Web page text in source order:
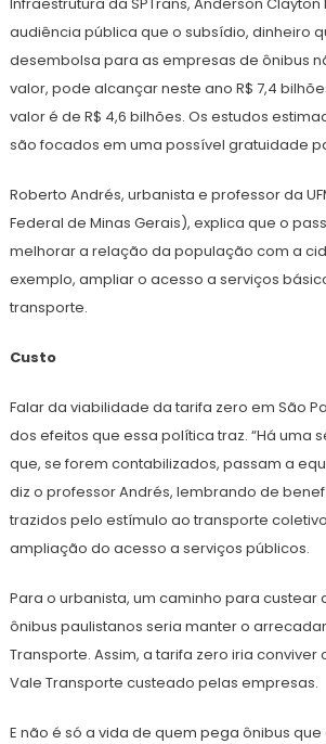
audiência pública que o subsídio, dinheiro
desembolsa para as empresas de ônibus
valor, pode alcançar neste ano R$ 7,4
valor é de R$ 4,6 bilhões. Os estudos
são focados em uma possível gratuidade
Roberto Andrés, urbanista e professor da
Federal de Minas Gerais), explica que o
melhorar a relação da população com a
exemplo, ampliar o acesso a serviços
transporte.
Custo
Falar da viabilidade da tarifa zero em São
dos efeitos que essa política traz. “Há uma
que, se forem contabilizados, passam a
diz o professor Andrés, lembrando de
trazidos pelo estímulo ao transporte
ampliação do acesso a serviços públicos.
Para o urbanista, um caminho para custear
ônibus paulistanos seria manter o
Transporte. Assim, a tarifa zero iria conviver
Vale Transporte custeado pelas empresas.
E não é só a vida de quem pega ônibus